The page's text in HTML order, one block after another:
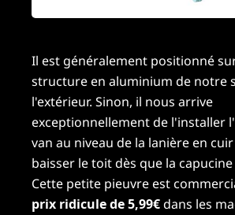
Il est généralement positionné
structure en aluminium de notre
l'extérieur. Sinon, il nous arrive
exceptionnellement de l'installer
van au niveau de la lanière en
baisser le toit dès que la
Cette petite pieuvre est
prix ridicule de 5,99€dans les